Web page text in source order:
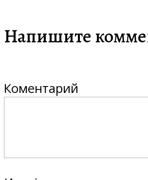
Напишите
Коментарий